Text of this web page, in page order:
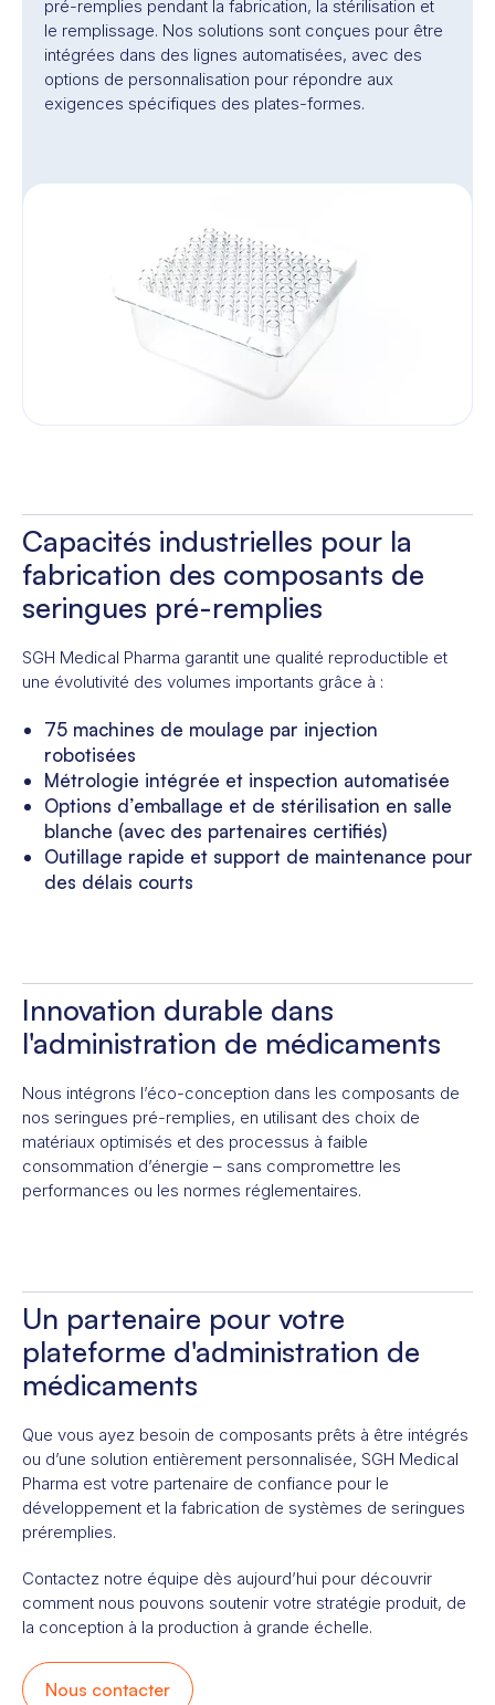
pré-remplies pendant la fabrication, la stérilisation et
le remplissage. Nos solutions sont conçues pour être
intégrées dans des lignes automatisées, avec des
options de personnalisation pour répondre aux
exigences spécifiques des plates-formes.
Capacités industrielles pour la
fabrication des composants de
seringues pré-remplies
SGH Medical Pharma garantit une qualité reproductible et
une évolutivité des volumes importants grâce à :
75 machines de moulage par injection
robotisées
Métrologie intégrée et inspection automatisée
Options d’emballage et de stérilisation en salle
blanche (avec des partenaires certifiés)
Outillage rapide et support de maintenance pour
des délais courts
Innovation durable dans
l'administration de médicaments
Nous intégrons l’éco-conception dans les composants de
nos seringues pré-remplies, en utilisant des choix de
matériaux optimisés et des processus à faible
consommation d’énergie – sans compromettre les
performances ou les normes réglementaires.
Un partenaire pour votre
plateforme d'administration de
médicaments
Que vous ayez besoin de composants prêts à être intégrés
ou d’une solution entièrement personnalisée, SGH Medical
Pharma est votre partenaire de confiance pour le
développement et la fabrication de systèmes de seringues
préremplies.
Contactez notre équipe dès aujourd’hui pour découvrir
comment nous pouvons soutenir votre stratégie produit, de
la conception à la production à grande échelle.
Nous contacter